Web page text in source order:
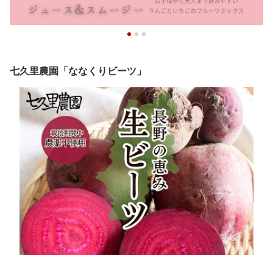
七久里農園「ななくりビーツ」